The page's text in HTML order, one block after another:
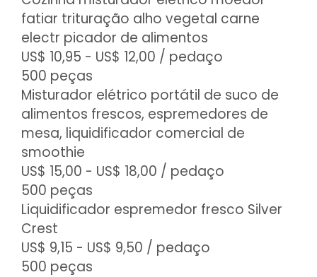
fatiar trituração alho vegetal carne
electr picador de alimentos
US$ 10,95 - US$ 12,00 / pedaço
500 peças
Misturador elétrico portátil de suco de
alimentos frescos, espremedores de
mesa, liquidificador comercial de
smoothie
US$ 15,00 - US$ 18,00 / pedaço
500 peças
Liquidificador espremedor fresco Silver
Crest
US$ 9,15 - US$ 9,50 / pedaço
500 peças